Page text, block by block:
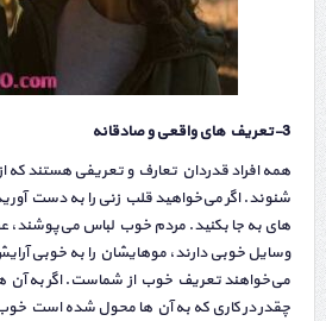
3-تعریف های واقعی و صادقانه
همه افراد قدردان تعارف و تعریفی هستند
شنوند. اگر می‌خواهید قلب زنی را به دست
های به جا بکنید. مردم خوب لباس
وسایل خوبی دارند، موهایشان را به خوبی
می‌خواهند تعریف خوب از شماست. اگر به آن
چقدر در کاری که به آن ها محول شده است خوب